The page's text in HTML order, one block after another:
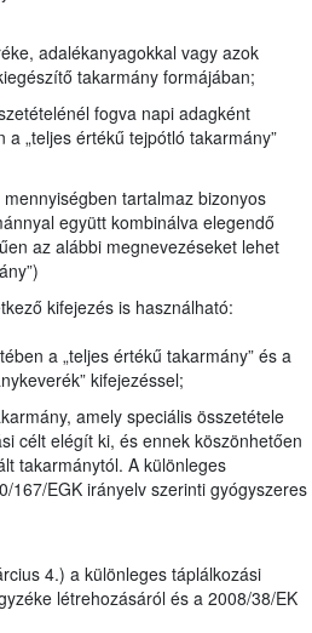
adalékanyagokkal vagy azok
takarmány formájában;
fogva napi adagként
„teljes értékű tejpótló takarmány”
tartalmaz bizonyos
együtt kombinálva elegendő
az alábbi megnevezéseket lehet
kifejezés is használható:
a „teljes értékű takarmány” és a
kifejezéssel;
amely speciális összetétele
célt elégít ki, és ennek köszönhetően
takarmánytól. A különleges
167/EGK irányelv szerinti gyógyszeres
4.) a különleges táplálkozási
létrehozásáról és a 2008/38/EK